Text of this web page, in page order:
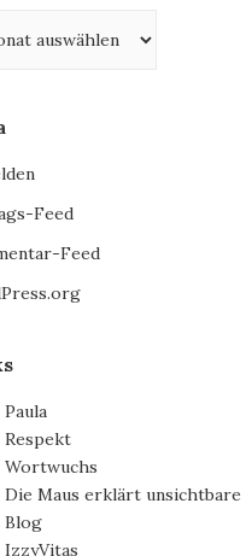
Feed
Feed
Paula
Respekt
Wortwuchs
Die Maus erklärt
Blog
IzzyVitas